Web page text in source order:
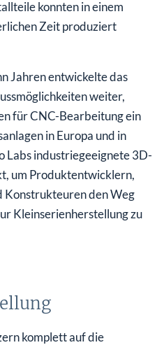
konnten in einem
Zeit produziert
Jahren entwickelte das
weiter,
für CNC-Bearbeitung ein
in Europa und in
Labs industriegeeignete 3D-
um Produktentwicklern,
Konstrukteuren den Weg
Kleinserienherstellung zu
komplett auf die